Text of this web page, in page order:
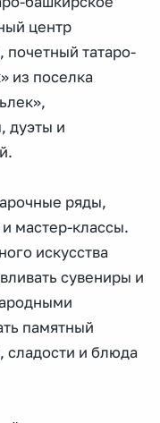
центр
почетный татаро-
из поселка
дуэты и
ряды,
мастер-классы.
искусства
сувениры и
памятный
сладости и блюда